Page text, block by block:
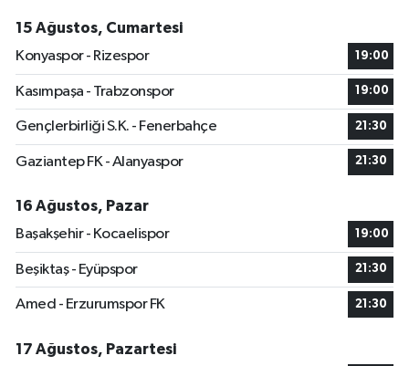
15 Ağustos, Cumartesi
Konyaspor - Rizespor
19:00
Kasımpaşa - Trabzonspor 19:00
Gençlerbirliği S.K. - Fenerbahçe 21:30
Gaziantep FK - Alanyaspor 21:30
16 Ağustos, Pazar
Başakşehir - Kocaelispor
19:00
Beşiktaş - Eyüpspor 21:30
Amed - Erzurumspor FK 21:30
17 Ağustos, Pazartesi